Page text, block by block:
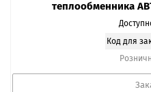
теплообменника
Код для